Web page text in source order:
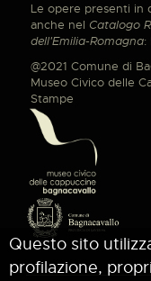
Le opere presenti in
anche nel Catalogo
dell'Emilia-Romagna:
@2021 Comune di
Museo Civico delle
Stampe
Questo sito
profilazione,